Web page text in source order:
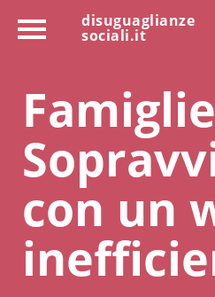
disuguaglianze
sociali.it
con un